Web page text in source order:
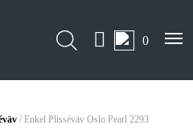
0
/ Enkel Plisséväv Oslo Pearl 2293